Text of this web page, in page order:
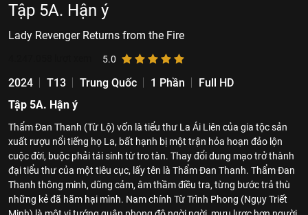
Tập 5A. Hận ý
Lady Revenger Returns from the Fire
5.0
2024 T13 Trung Quốc 1 Phần
Full HD
Tập 5A. Hận ý
Thẩm Đan Thanh (Từ Lộ) vốn là tiểu thư La Ái Liên của gia tộc sản
xuất rượu nổi tiếng họ La, bất hạnh bị một trận hỏa hoạn đảo lộn
cuộc đời, buộc phải tái sinh từ tro tàn. Thay đổi dung mạo trở thành
đại tiểu thư của một tiêu cục, lấy tên là Thẩm Đan Thanh. Thẩm Đan
Thanh thông minh, dũng cảm, âm thầm điều tra, từng bước trả thù
những kẻ đã hãm hại mình. Nam chính Từ Trình Phong (Ngụy Triết